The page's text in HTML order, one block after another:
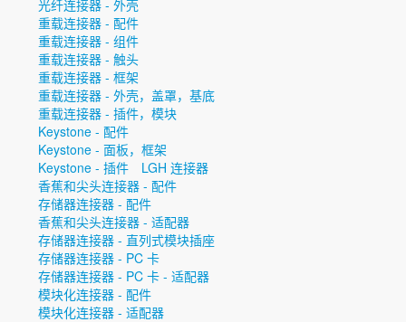
光纤连接器 - 外壳
重载连接器 - 配件
重载连接器 - 组件
重载连接器 - 触头
重载连接器 - 框架
重载连接器 - 外壳，盖罩，基底
重载连接器 - 插件，模块
Keystone - 配件
Keystone - 面板，框架
Keystone - 插件
LGH 连接器
香蕉和尖头连接器 - 配件
存储器连接器 - 配件
香蕉和尖头连接器 - 适配器
存储器连接器 - 直列式模块插座
存储器连接器 - PC 卡
存储器连接器 - PC 卡 - 适配器
模块化连接器 - 配件
模块化连接器 - 适配器